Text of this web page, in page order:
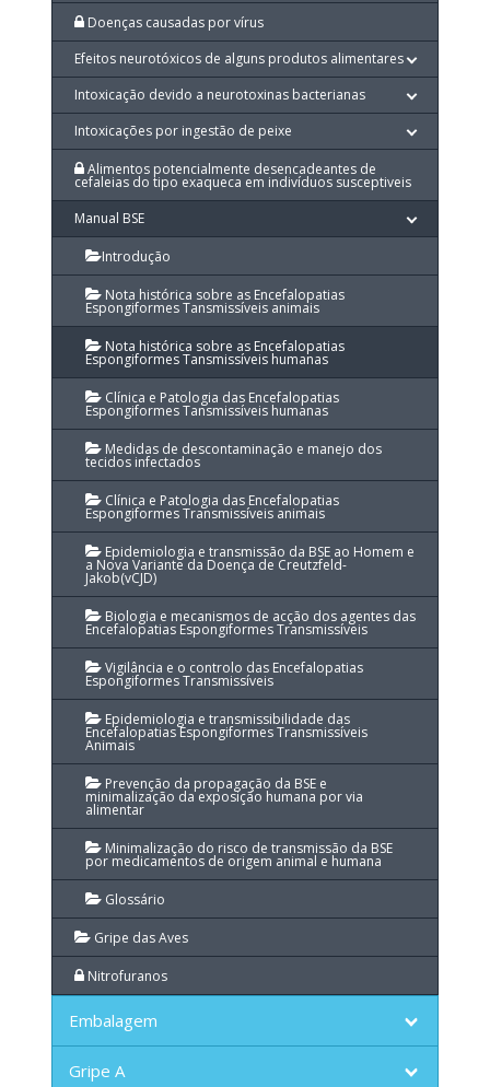
Doenças causadas por vírus
Efeitos neurotóxicos de alguns produtos alimentares
Intoxicação devido a neurotoxinas bacterianas
Intoxicações por ingestão de peixe
Alimentos potencialmente desencadeantes de
cefaleias do tipo exaqueca em indivíduos susceptiveis
Manual BSE
Introdução
Nota histórica sobre as Encefalopatias
Espongiformes Tansmissíveis animais
Nota histórica sobre as Encefalopatias
Espongiformes Tansmissíveis humanas
Clínica e Patologia das Encefalopatias
Espongiformes Tansmissíveis humanas
Medidas de descontaminação e manejo dos
tecidos infectados
Clínica e Patologia das Encefalopatias
Espongiformes Transmissíveis animais
Epidemiologia e transmissão da BSE ao Homem e
a Nova Variante da Doença de Creutzfeld-
Jakob(vCJD)
Biologia e mecanismos de acção dos agentes das
Encefalopatias Espongiformes Transmissíveis
Vigilância e o controlo das Encefalopatias
Espongiformes Transmissíveis
Epidemiologia e transmissibilidade das
Encefalopatias Espongiformes Transmissíveis
Animais
Prevenção da propagação da BSE e
minimalização da exposição humana por via
alimentar
Minimalização do risco de transmissão da BSE
por medicamentos de origem animal e humana
Glossário
Gripe das Aves
Nitrofuranos
Embalagem
Gripe A